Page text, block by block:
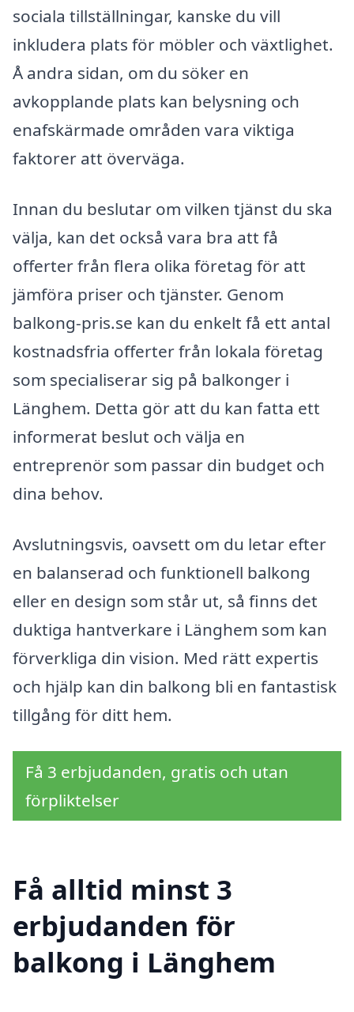
sociala tillställningar, kanske du vill
inkludera plats för möbler och växtlighet.
Å andra sidan, om du söker en
avkopplande plats kan belysning och
enafskärmade områden vara viktiga
faktorer att överväga.
Innan du beslutar om vilken tjänst du ska
välja, kan det också vara bra att få
offerter från flera olika företag för att
jämföra priser och tjänster. Genom
balkong-pris.se kan du enkelt få ett antal
kostnadsfria offerter från lokala företag
som specialiserar sig på balkonger i
Länghem. Detta gör att du kan fatta ett
informerat beslut och välja en
entreprenör som passar din budget och
dina behov.
Avslutningsvis, oavsett om du letar efter
en balanserad och funktionell balkong
eller en design som står ut, så finns det
duktiga hantverkare i Länghem som kan
förverkliga din vision. Med rätt expertis
och hjälp kan din balkong bli en fantastisk
tillgång för ditt hem.
Få 3 erbjudanden, gratis och utan
förpliktelser
Få alltid minst 3
erbjudanden för
balkong i Länghem